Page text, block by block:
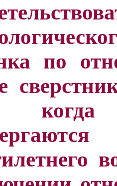
по
когда